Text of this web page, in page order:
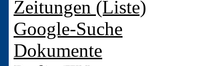
Zeitungen (Liste)
Google-Suche
Dokumente